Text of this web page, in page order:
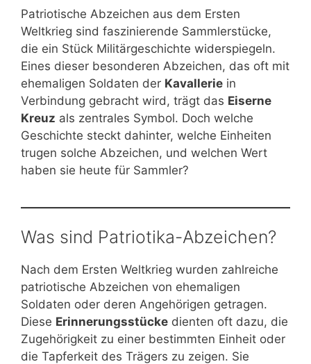
Patriotische Abzeichen aus dem Ersten
Weltkrieg sind faszinierende Sammlerstücke,
die ein Stück Militärgeschichte widerspiegeln.
Eines dieser besonderen Abzeichen, das oft mit
ehemaligen Soldaten der Kavallerie in
Verbindung gebracht wird, trägt das Eiserne
Kreuz als zentrales Symbol. Doch welche
Geschichte steckt dahinter, welche Einheiten
trugen solche Abzeichen, und welchen Wert
haben sie heute für Sammler?
Was sind Patriotika-Abzeichen?
Nach dem Ersten Weltkrieg wurden zahlreiche
patriotische Abzeichen von ehemaligen
Soldaten oder deren Angehörigen getragen.
Diese Erinnerungsstücke dienten oft dazu, die
Zugehörigkeit zu einer bestimmten Einheit oder
die Tapferkeit des Trägers zu zeigen. Sie